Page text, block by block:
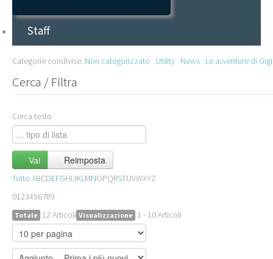
Staff
Categorie condivise: Non categorizzato Utility News Le avventure di Gigi
Cerca / Filtra
Cerca testo
Vai Reimposta
Tutto ABCDEFGHIJKLMNOPQRSTUVWXYZ
0123456789
Totale 12 Articoli Visualizzazione 1 - 10 Articoli